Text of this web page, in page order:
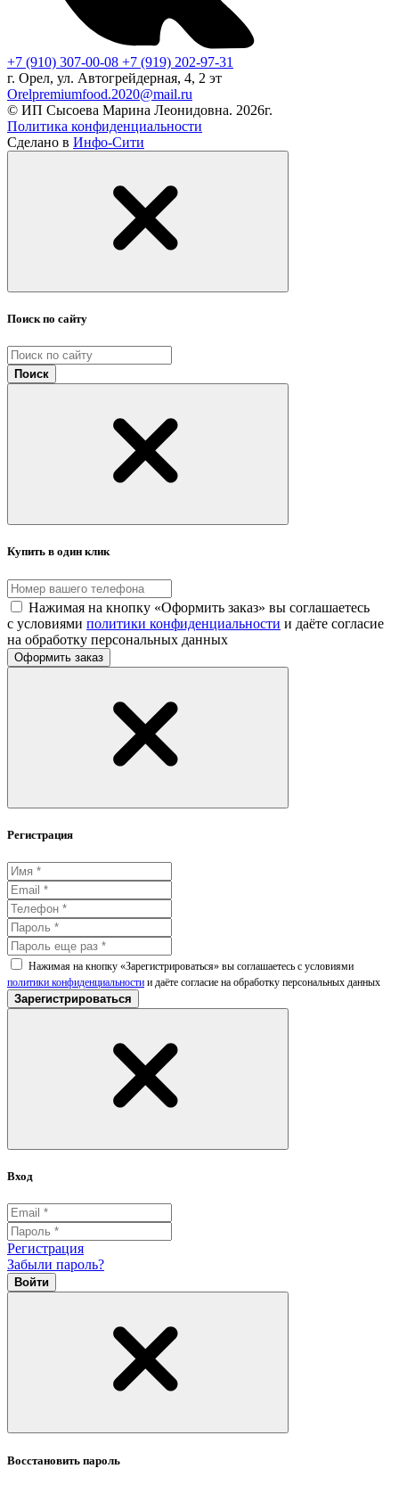
+7 (910) 307-00-08 +7 (919) 202-97-31
г. Орел, ул. Автогрейдерная, 4, 2 эт
Orelpremiumfood.2020@mail.ru
© ИП Сысоева Марина Леонидовна. 2026г.
Политика конфиденциальности
Сделано в Инфо-Сити
Поиск по сайту
Поиск
Купить в один клик
Нажимая на кнопку «Оформить заказ» вы соглашаетесь
с условиями политики конфиденциальности и даёте согласие
на обработку персональных данных
Оформить заказ
Регистрация
Нажимая на кнопку «Зарегистрироваться» вы соглашаетесь с условиями
политики конфиденциальности и даёте согласие на обработку персональных данных
Зарегистрироваться
Вход
Регистрация
Забыли пароль?
Войти
Восстановить пароль